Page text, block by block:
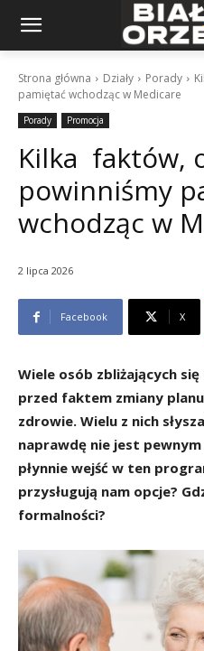
Strona główna Działy Porady
pamiętać wchodząc w Medicare
Porady Promocja
Kilka faktów,
powinniśmy
wchodząc w
2 lipca 2026
Facebook X
Wiele osób zbliżających
przed faktem zmiany
zdrowie. Wielu z nich
naprawdę nie jest
płynnie wejść w ten
przysługują nam opcje?
formalności?